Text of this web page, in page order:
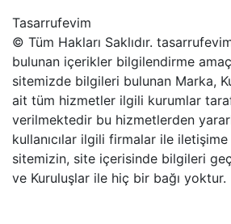
Tasarrufevim
© Tüm Hakları Saklıdır.
bulunan içerikler bilgilendirme
sitemizde bilgileri bulunan Marka,
ait tüm hizmetler ilgili kurumlar
verilmektedir bu hizmetlerden
kullanıcılar ilgili firmalar ile
sitemizin, site içerisinde bilgileri
ve Kuruluşlar ile hiç bir bağı yoktur.